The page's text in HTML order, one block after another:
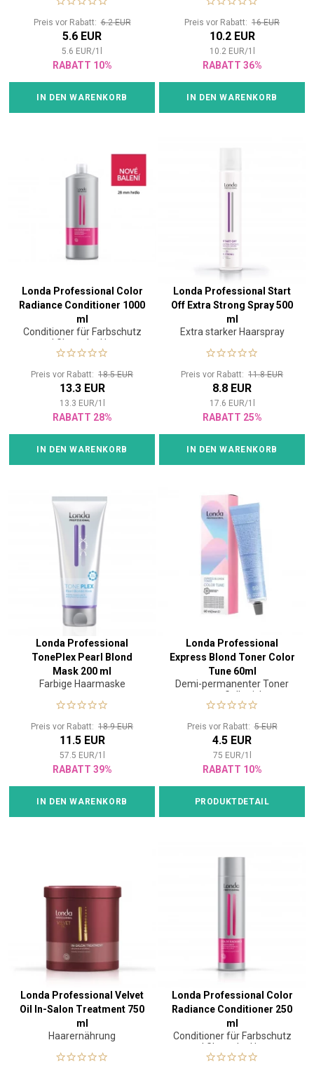
Preis vor Rabatt:6.2 EUR
5.6 EUR
5.6 EUR/1
RABATT 10%
IN DEN WARENKORB
Preis vor Rabatt: 16 EUR
10.2 EUR
10.2 EUR/1
RABATT 36%
IN DEN WARENKORB
Londa Professional Color
Radiance Conditioner 1000
ml
Conditioner für Farbschutz
und Glanz der Haare
Preis vor Rabatt: 18.5 EUR
13.3 EUR
13.3 EUR/1
RABATT 28%
IN DEN WARENKORB
Londa Professional Start
Off Extra Strong Spray 500
ml
Extra starker Haarspray
Preis vor Rabatt: 11.8 EUR
8.8 EUR
17.6 EUR/1
RABATT 25%
IN DEN WARENKORB
Londa Professional
TonePlex Pearl Blond
Mask 200 ml
Farbige Haarmaske
Preis vor Rabatt: 18.9 EUR
11.5 EUR
57.5 EUR/1
RABATT 39%
IN DEN WARENKORB
Londa Professional
Express Blond Toner Color
Tune 60ml
Demi-permanenter Toner
gegen Gelbstiche
Preis vor Rabatt:5 EUR
4.5 EUR
75 EUR/1
RABATT 10%
PRODUKTDETAIL
Londa Professional Velvet
Oil In-Salon Treatment 750
ml
Haarernährung
Londa Professional Color
Radiance Conditioner 250
ml
Conditioner für Farbschutz
und Glanz der Haare